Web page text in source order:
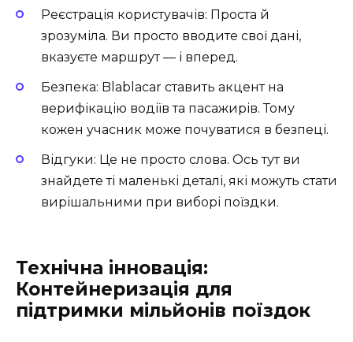
Реєстрація користувачів: Проста й
зрозуміла. Ви просто вводите свої дані,
вказуєте маршрут — і вперед.
Безпека: Blablacar ставить акцент на
верифікацію водіїв та пасажирів. Тому
кожен учасник може почуватися в безпеці.
Відгуки: Це не просто слова. Ось тут ви
знайдете ті маленькі деталі, які можуть стати
вирішальними при виборі поїздки.
Технічна інновація:
Контейнеризація для
підтримки мільйонів поїздок